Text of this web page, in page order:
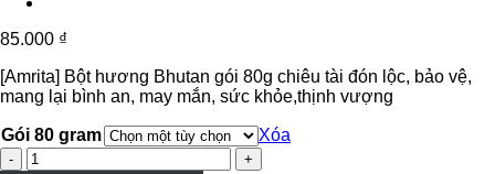
85.000 ₫
[Amrita] Bột hương Bhutan gói 80g chiêu tài đón lộc, bảo vệ,
mang lại bình an, may mắn, sức khỏe,thịnh vượng
Gói 80 gram
Xóa
[Amrita]